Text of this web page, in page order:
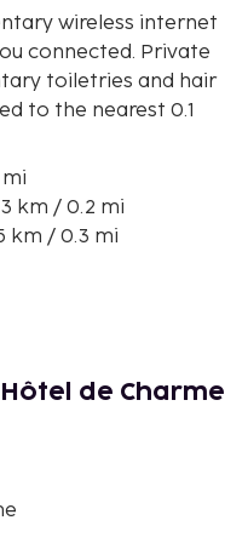
wireless internet
connected. Private
toiletries and hair
to the nearest 0.1
km / 0.2 mi
km / 0.3 mi
km / 1.1 mi
/ 1.2 mi
/ 1.3 mi
de Charme